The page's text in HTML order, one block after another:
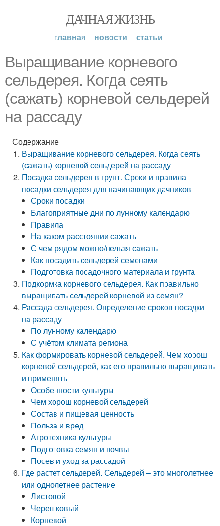
ДАЧНАЯ ЖИЗНЬ
главная новости статьи
Выращивание корневого
сельдерея. Когда сеять
(сажать) корневой сельдерей
на рассаду
Содержание
Выращивание корневого сельдерея. Когда сеять
(сажать) корневой сельдерей на рассаду
Посадка сельдерея в грунт. Сроки и правила
посадки сельдерея для начинающих дачников
Сроки посадки
Благоприятные дни по лунному календарю
Правила
На каком расстоянии сажать
С чем рядом можно/нельзя сажать
Как посадить сельдерей семенами
Подготовка посадочного материала и грунта
Подкормка корневого сельдерея. Как правильно
выращивать сельдерей корневой из семян?
Рассада сельдерея. Определение сроков посадки
на рассаду
По лунному календарю
С учётом климата региона
Как формировать корневой сельдерей. Чем хорош
корневой сельдерей, как его правильно выращивать
и применять
Особенности культуры
Чем хорош корневой сельдерей
Состав и пищевая ценность
Польза и вред
Агротехника культуры
Подготовка семян и почвы
Посев и уход за рассадой
Где растет сельдерей. Сельдерей – это многолетнее
или однолетнее растение
Листовой
Черешковый
Корневой